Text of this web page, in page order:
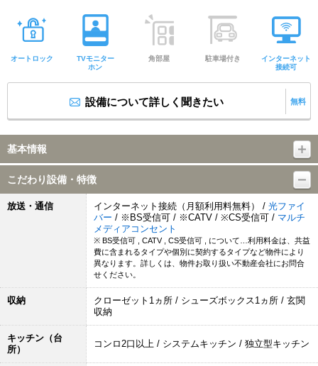
オートロック
TVモニター
ホン
角部屋 駐車場付き
インターネット
接続可
設備について詳しく聞きたい 無料
基本情報
こだわり設備・特徴
放送・通信 インターネット接続（月額利用料無料） / 光ファイ
バー / ※BS受信可 / ※CATV / ※CS受信可 / マルチ
メディアコンセント
※ BS受信可 , CATV , CS受信可 , について…利用料金は、共益
費に含まれるタイプや個別に契約するタイプなど物件により
異なります。詳しくは、物件お取り扱い不動産会社にお問合
せください。
収納
クローゼット1ヵ所 / シューズボックス1ヵ所 / 玄関
収納
キッチン（台
所）
コンロ2口以上 / システムキッチン / 独立型キッチン